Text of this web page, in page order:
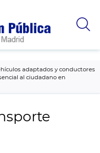
adaptados y conductores
al ciudadano en